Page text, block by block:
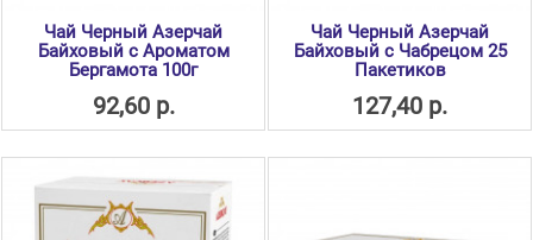
Чай Черный Азерчай
Байховый с Ароматом
Бергамота 100г
92,60 р.
Чай Черный Азерчай
Байховый с Чабрецом 25
Пакетиков
127,40 р.